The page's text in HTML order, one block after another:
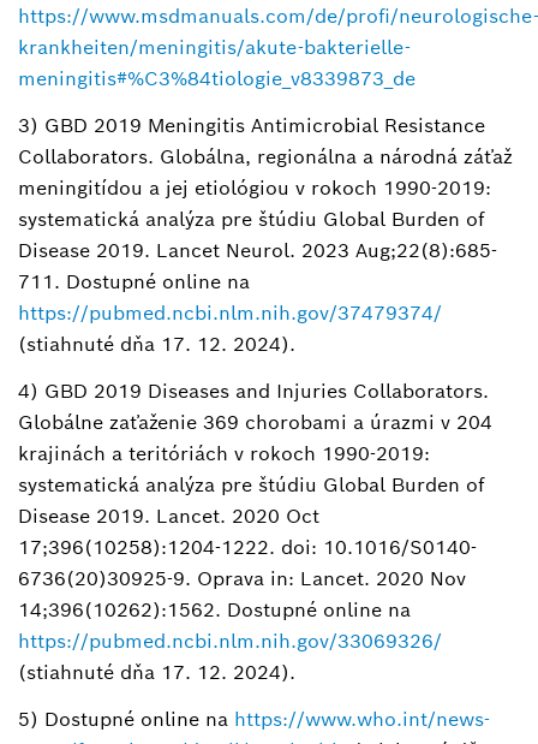
https://www.msdmanuals.com/de/profi/neurologische-
krankheiten/meningitis/akute-bakterielle-
meningitis#%C3%84tiologie_v8339873_de
3) GBD 2019 Meningitis Antimicrobial Resistance
Collaborators. Globálna, regionálna a národná záťaž
meningitídou a jej etiológiou v rokoch 1990-2019:
systematická analýza pre štúdiu Global Burden of
Disease 2019. Lancet Neurol. 2023 Aug;22(8):685-
711. Dostupné online na
https://pubmed.ncbi.nlm.nih.gov/37479374/
(stiahnuté dňa 17. 12. 2024).
4) GBD 2019 Diseases and Injuries Collaborators.
Globálne zaťaženie 369 chorobami a úrazmi v 204
krajinách a teritóriách v rokoch 1990-2019:
systematická analýza pre štúdiu Global Burden of
Disease 2019. Lancet. 2020 Oct
17;396(10258):1204-1222. doi: 10.1016/S0140-
6736(20)30925-9. Oprava in: Lancet. 2020 Nov
14;396(10262):1562. Dostupné online na
https://pubmed.ncbi.nlm.nih.gov/33069326/
(stiahnuté dňa 17. 12. 2024).
5) Dostupné online na https://www.who.int/news-